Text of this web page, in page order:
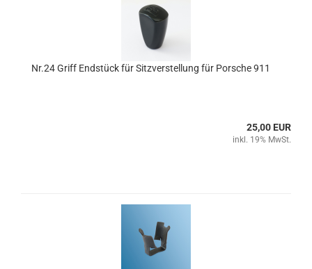
Nr.24 Griff Endstück für Sitzverstellung für Porsche 911
25,00 EUR
inkl. 19% MwSt.